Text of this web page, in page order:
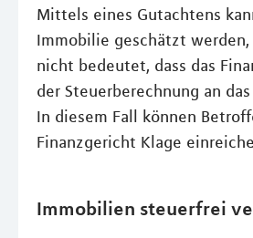
Mittels eines Gutachtens
Immobilie geschätzt werden,
nicht bedeutet, dass das
der Steuerberechnung an
In diesem Fall können
Finanzgericht Klage
Immobilien steuerfrei